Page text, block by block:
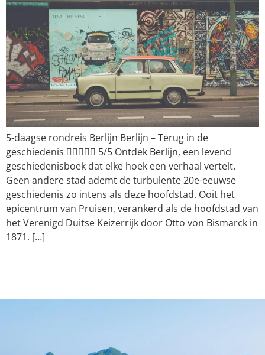
5-daagse rondreis Berlijn Berlijn – Terug in de
geschiedenis  5/5 Ontdek Berlijn, een levend
geschiedenisboek dat elke hoek een verhaal vertelt.
Geen andere stad ademt de turbulente 20e-eeuwse
geschiedenis zo intens als deze hoofdstad. Ooit het
epicentrum van Pruisen, verankerd als de hoofdstad van
het Verenigd Duitse Keizerrijk door Otto von Bismarck in
1871. […]